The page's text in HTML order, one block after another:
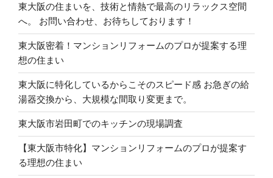
東大阪の住まいを、技術と情熱で最高のリラックス空間
へ。 お問い合わせ、お待ちしております！
東大阪密着！マンションリフォームのプロが提案する理
想の住まい
東大阪に特化しているからこそのスピード感 お急ぎの給
湯器交換から、大規模な間取り変更まで。
東大阪市岩田町でのキッチンの現場調査
【東大阪市特化】マンションリフォームのプロが提案す
る理想の住まい